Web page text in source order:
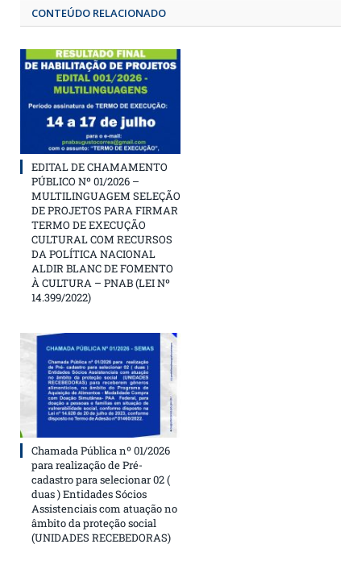
CONTEÚDO RELACIONADO
EDITAL DE CHAMAMENTO
PÚBLICO Nº 01/2026 –
MULTILINGUAGEM SELEÇÃO
DE PROJETOS PARA FIRMAR
TERMO DE EXECUÇÃO
CULTURAL COM RECURSOS
DA POLÍTICA NACIONAL
ALDIR BLANC DE FOMENTO
À CULTURA – PNAB (LEI Nº
14.399/2022)
Chamada Pública nº 01/2026
para realização de Pré-
cadastro para selecionar 02 (
duas ) Entidades Sócios
Assistenciais com atuação no
âmbito da proteção social
(UNIDADES RECEBEDORAS)